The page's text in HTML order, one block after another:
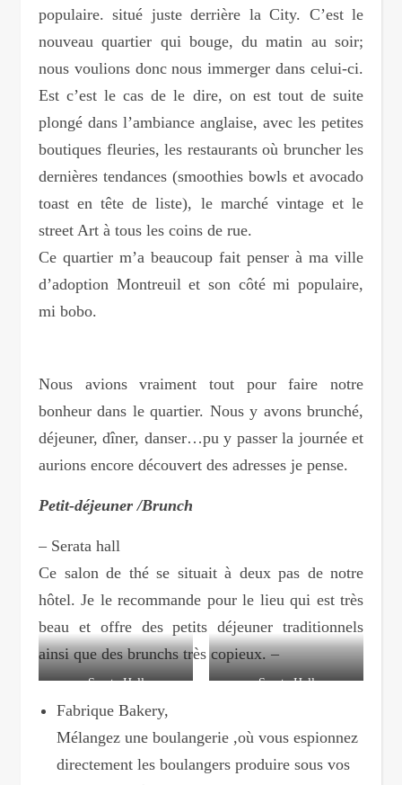
populaire. situé juste derrière la City. C’est le
nouveau quartier qui bouge, du matin au soir;
nous voulions donc nous immerger dans celui-ci.
Est c’est le cas de le dire, on est tout de suite
plongé dans l’ambiance anglaise, avec les petites
boutiques fleuries, les restaurants où bruncher les
dernières tendances (smoothies bowls et avocado
toast en tête de liste), le marché vintage et le
street Art à tous les coins de rue.
Ce quartier m’a beaucoup fait penser à ma ville
d’adoption Montreuil et son côté mi populaire,
mi bobo.
Nous avions vraiment tout pour faire notre
bonheur dans le quartier. Nous y avons brunché,
déjeuner, dîner, danser…pu y passer la journée et
aurions encore découvert des adresses je pense.
Petit-déjeuner /Brunch
– Serata hall
Ce salon de thé se situait à deux pas de notre
hôtel. Je le recommande pour le lieu qui est très
beau et offre des petits déjeuner traditionnels
ainsi que des brunchs très copieux. –
Serata Hall Serata Hall
Fabrique Bakery,
Mélangez une boulangerie ,où vous espionnez
directement les boulangers produire sous vos